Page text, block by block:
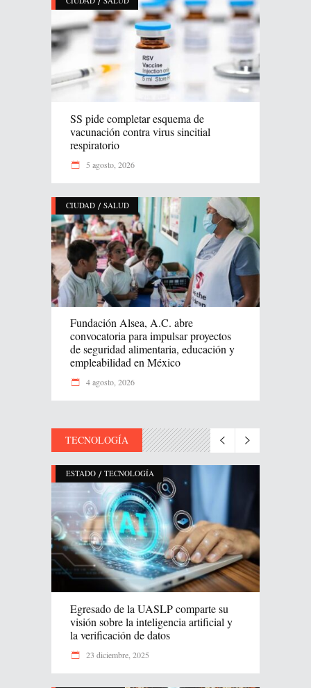
SS pide completar esquema de
vacunación contra virus sincitial
respiratorio
5 agosto, 2026
CIUDAD / SALUD
Fundación Alsea, A.C. abre
convocatoria para impulsar proyectos
de seguridad alimentaria, educación y
empleabilidad en México
4 agosto, 2026
TECNOLOGÍA
ESTADO / TECNOLOGÍA
Egresado de la UASLP comparte su
visión sobre la inteligencia artificial y
la verificación de datos
23 diciembre, 2025